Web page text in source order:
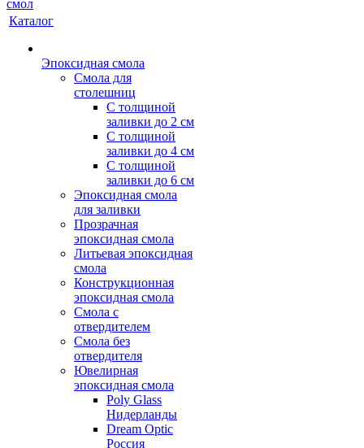
Каталог
Эпоксидная смола
Смола для
столешниц
С толщиной
заливки до 2 см
С толщиной
заливки до 4 см
С толщиной
заливки до 6 см
Эпоксидная смола
для заливки
Прозрачная
эпоксидная смола
Литьевая эпоксидная
смола
Конструкционная
эпоксидная смола
Смола с
отвердителем
Смола без
отвердителя
Ювелирная
эпоксидная смола
Poly Glass
Нидерланды
Dream Optic
Россия